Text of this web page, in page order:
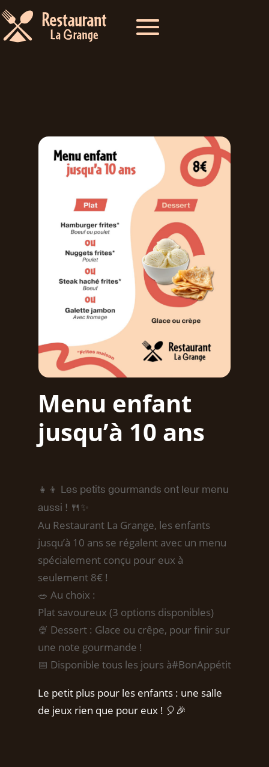
Menu enfant
jusqu’à 10 ans
👧👦 Les petits gourmands ont leur menu
aussi ! 🍴✨
Au Restaurant La Grange, les enfants
jusqu’à 10 ans se régalent avec un menu
spécialement conçu pour eux à
seulement 8€ !
🥗 Au choix :
Plat savoureux (3 options disponibles)
🍨 Dessert : Glace ou crêpe, pour finir sur
une note gourmande !
📅 Disponible tous les jours à#BonAppétit
Le petit plus pour les enfants : une salle
de jeux rien que pour eux ! 🎈🎉